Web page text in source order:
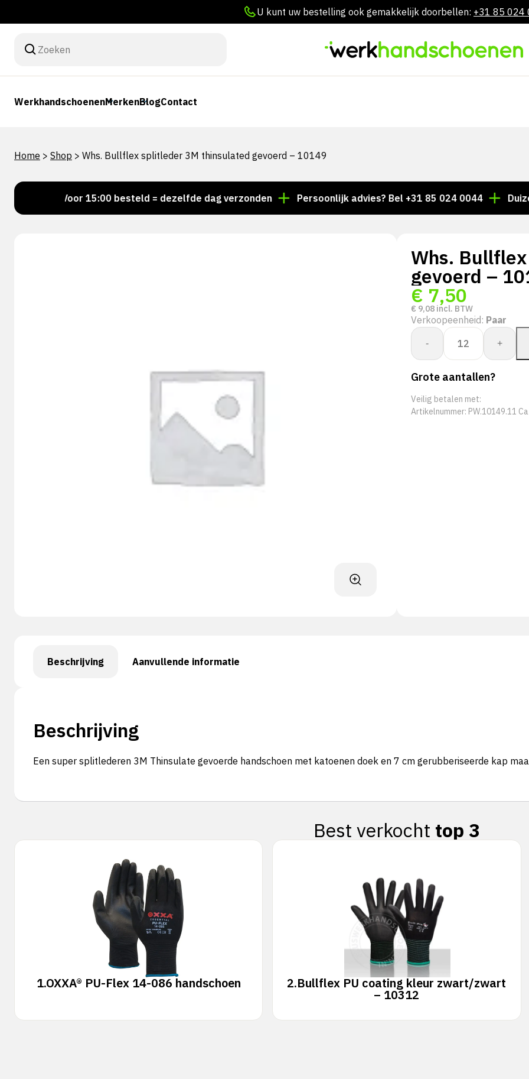
U kunt uw bestelling ook gemakkelijk doorbellen: +31 85 024
WerkhandschoenenMerkenBlogContact
Home > Shop > Whs. Bullflex splitleder 3M thinsulated gevoerd – 10149
Voor 15:00 besteld = dezelfde dag verzonden Persoonlijk advies? Bel +31 85 024 0044
Whs.
gevoerd –
€ 7,50
€ 9,08 incl. BTW
Verkoopeenheid: Paar
-
Whs.
Bullflex
splitleder
3M
gevoerd
+
Grote aantallen?
Veilig betalen met:
Artikelnummer: PW.10149.11
Beschrijving Aanvullende informatie
Beschrijving
Een super splitlederen 3M Thinsulate gevoerde handschoen met katoenen doek en 7 cm gerubberiseerde kap
Best verkocht top 3
1.OXXA® PU-Flex 14-086 handschoen 2.Bullflex PU coating kleur zwart/zwart
– 10312